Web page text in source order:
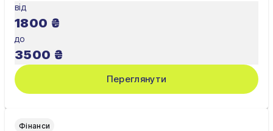
Хмельницький
Чернівці
від
1800 ₴
до
3500 ₴
Переглянути
Фінанси